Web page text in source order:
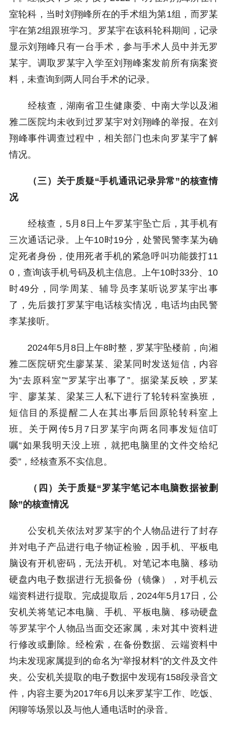
室轮科，当时刘翔峰所在的手术组为第1组，而罗某
宇在第2组跟班学习。罗某宇在该科轮科期间，记录
显示刘翔峰只有一台手术，参与手术人员中并无罗
某宇。调取罗某宇入学至刘翔峰案发前所有病案资
料，未查询到两人同台手术的记录。
经核查，湖南省卫生健康委、中南大学以及湘
雅二医院均未收到过罗某宇对刘翔峰的举报。在刘
翔峰事件调查过程中，相关部门也未向罗某宇了解
情况。
（三）关于质疑“手机通讯记录异常”的核查情
况
经核查，5月8日上午罗某宇坠亡后，其手机有
三次通话记录。上午10时19分，处警民警李某为确
定死者身份，使用死者手机的紧急呼叫功能拨打11
0，查询该手机号码及机主信息。上午10时33分、10
时49分，同学周某、辅导员李某听说罗某宇出事
了，先后拨打罗某宇电话核实情况，电话均由民警
李某接听。
2024年5月8日上午8时整，罗某宇坠楼前，向湘
雅二医院研究生廖某某、梁某同时发送短信，内容
为“去原科室”“罗某宇出事了”。据梁某反映，罗某
宇、廖某某、梁某三人私下进行了轮转科室换班，
短信目的系提醒二人在其出事后回原轮转科室上
班。关于网传5月7日罗某宇向两名同事发短信叮
嘱“如果我明天没上班，就把电脑里的文件交给纪
委”，经核查系不实信息。
（四）关于质疑“罗某宇笔记本电脑数据被删
除”的核查情况
公安机关依法对罗某宇的个人物品进行了封存
并对电子产品进行电子物证检验，因手机、平板电
脑设有开机密码，无法开机。对笔记本电脑、移动
硬盘内电子数据进行无损备份（镜像），对手机云
端资料进行提取。完成提取后，2024年5月17日，公
安机关将笔记本电脑、手机、平板电脑、移动硬盘
等罗某宇个人物品当面交还家属，未对其中资料进
行修改或删除。经检索，在备份数据、云端资料中
均未发现家属提到的命名为“举报材料”的文件及文件
夹。公安机关提取的电子数据中发现有158段录音文
件，内容主要为2017年6月以来罗某宇工作、吃饭、
闲聊等场景以及与他人通电话时的录音。